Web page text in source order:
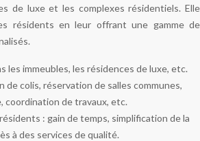
de luxe et les complexes résidentiels. Elle
résidents en leur offrant une gamme de
les immeubles, les résidences de luxe, etc.
de colis, réservation de salles communes,
coordination de travaux, etc.
: gain de temps, simplification de la
à des services de qualité.